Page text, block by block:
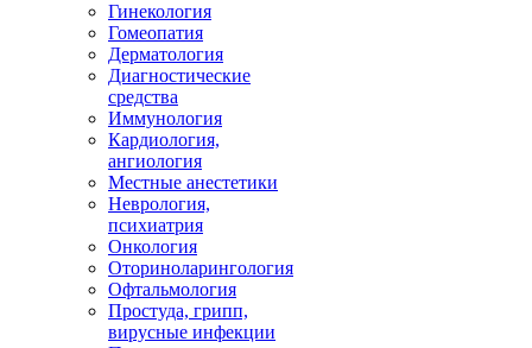
Гинекология
Гомеопатия
Дерматология
Диагностические
средства
Иммунология
Кардиология,
ангиология
Местные анестетики
Неврология,
психиатрия
Онкология
Оториноларингология
Офтальмология
Простуда, грипп,
вирусные инфекции